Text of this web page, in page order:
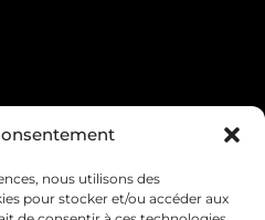
nous utilisons des
pour stocker et/ou accéder aux
de vente
Livraison & retour